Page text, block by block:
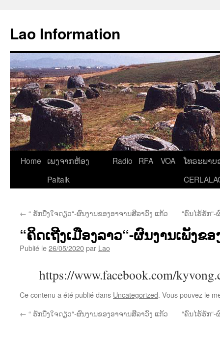
contenu
Lao Information
Home
ເພງຈາກຫ້ອງ
Paltalk
Radio RFA VOA
ໂທຣະພາບ
← “ ຮັກນື່ງໃຈດຽວ“-ຜົນງານຂອງອາຈານສີລາວົງ ແກ້ວ “ຄົນໄຮ້ຮັກ
“ຄິດເຖີງເມືອງລາວ“-ຜົນງານເພັງຂ
Publié le26/05/2020par Lao
https://www.facebook.com/
Ce contenu a été publié dans Uncategorized. Vous pouvez le
← “ ຮັກນື່ງໃຈດຽວ“-ຜົນງານຂອງອາຈານສີລາວົງ ແກ້ວ “ຄົນໄຮ້ຮັກ